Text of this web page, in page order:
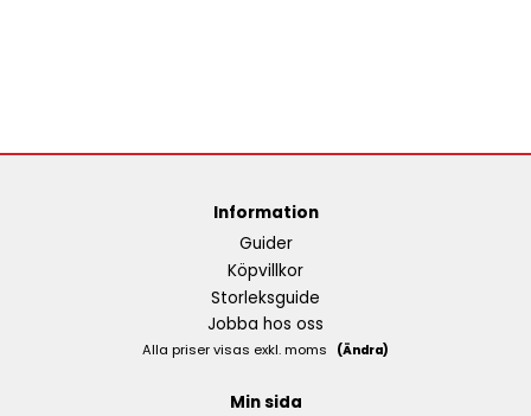
Information
Guider
Köpvillkor
Storleksguide
Jobba hos oss
Alla priser visas exkl. moms (Ändra)
Min sida